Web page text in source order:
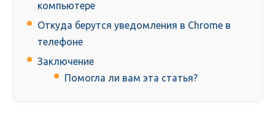
компьютере
Откуда берутся уведомления в Chrome в
телефоне
Заключение
Помогла ли вам эта статья?